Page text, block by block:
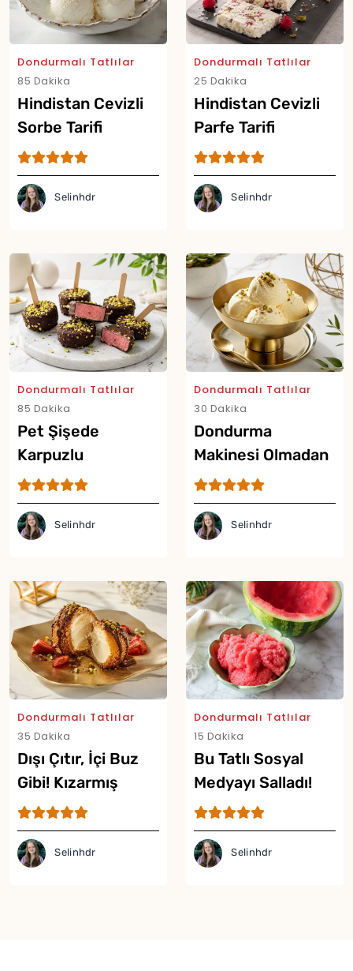
Dondurmalı Tatlılar
85 Dakika
Hindistan Cevizli
Sorbe Tarifi
Selinhdr
Dondurmalı Tatlılar
25 Dakika
Hindistan Cevizli
Parfe Tarifi
Selinhdr
Dondurmalı Tatlılar
85 Dakika
Pet Şişede
Karpuzlu
Dondurma Tarifi
Selinhdr
Dondurmalı Tatlılar
30 Dakika
Dondurma
Makinesi Olmadan
Sütlü Dondurma
Tarifi
Selinhdr
Dondurmalı Tatlılar
35 Dakika
Dışı Çıtır, İçi Buz
Gibi! Kızarmış
Dondurma Tarifi
Selinhdr
Dondurmalı Tatlılar
15 Dakika
Bu Tatlı Sosyal
Medyayı Salladı!
Viral Karpuzlu
Dondurma Tarifi
Selinhdr